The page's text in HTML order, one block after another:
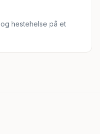
hestehelse på et